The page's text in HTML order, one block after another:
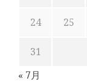
24 25
31
« 7月